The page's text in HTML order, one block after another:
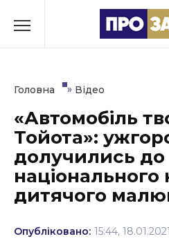
до
Культура
Освіта
Події
Політика
Головна » Відео
«Автомобіль
Тойота»:
долучились до
національного
дитячого
Опубліковано: 15:44, 18.01.2021